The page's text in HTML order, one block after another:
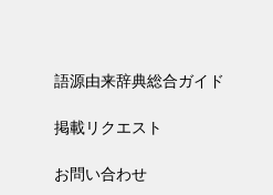
語源由来辞典総合ガイド
掲載リクエスト
お問い合わせ